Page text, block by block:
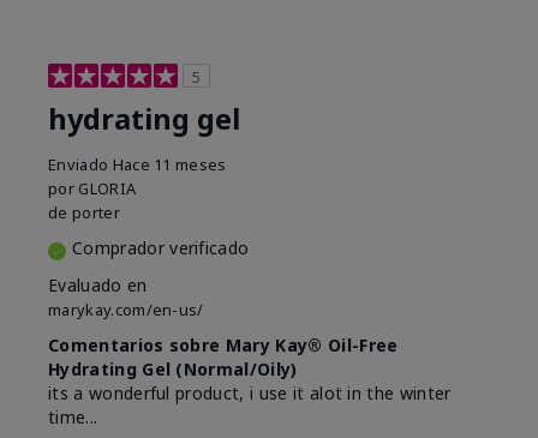
5
hydrating gel
Enviado Hace 11 meses
por GLORIA
de porter
Comprador verificado
Evaluado en
marykay.com/en-us/
Comentarios sobre Mary Kay® Oil-Free
Hydrating Gel (Normal/Oily)
its a wonderful product, i use it alot in the winter
time...